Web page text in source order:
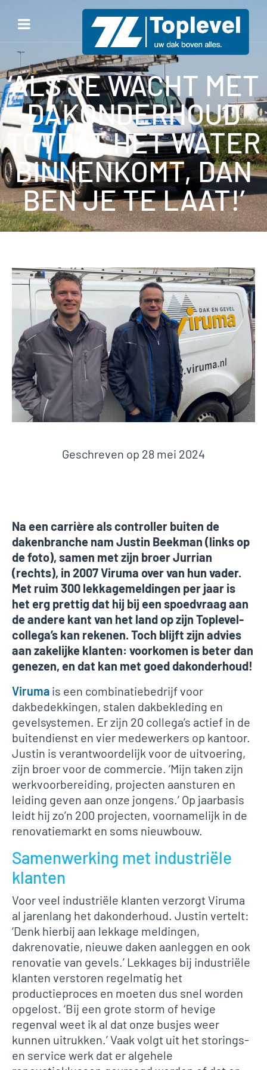
‘ALS JE WACHT MET
DAKONDERHOUD
TOTDAT HET WATER
BINNENKOMT, DAN
BEN JE TE LAAT!’
Geschreven op 28 mei 2024
Na een carrière als controller buiten de
dakenbranche nam Justin Beekman (links op
de foto), samen met zijn broer Jurrian
(rechts), in 2007 Viruma over van hun vader.
Met ruim 300 lekkagemeldingen per jaar is
het erg prettig dat hij bij een spoedvraag aan
de andere kant van het land op zijn Toplevel-
collega’s kan rekenen. Toch blijft zijn advies
aan zakelijke klanten: voorkomen is beter dan
genezen, en dat kan met goed dakonderhoud!
Viruma is een combinatiebedrijf voor
dakbedekkingen, stalen dakbekleding en
gevelsystemen. Er zijn 20 collega’s actief in de
buitendienst en vier medewerkers op kantoor.
Justin is verantwoordelijk voor de uitvoering,
zijn broer voor de commercie. ‘Mijn taken zijn
werkvoorbereiding, projecten aansturen en
leiding geven aan onze jongens.’ Op jaarbasis
leidt hij zo’n 200 projecten, voornamelijk in de
renovatiemarkt en soms nieuwbouw.
Samenwerking met industriële
klanten
Voor veel industriële klanten verzorgt Viruma
al jarenlang het dakonderhoud. Justin vertelt:
‘Denk hierbij aan lekkage meldingen,
dakrenovatie, nieuwe daken aanleggen en ook
renovatie van gevels.’ Lekkages bij industriële
klanten verstoren regelmatig het
productieproces en moeten dus snel worden
opgelost. ‘Bij een grote storm of hevige
regenval weet ik al dat onze busjes weer
kunnen uitrukken.’ Vaak volgt uit het storings-
en service werk dat er algehele